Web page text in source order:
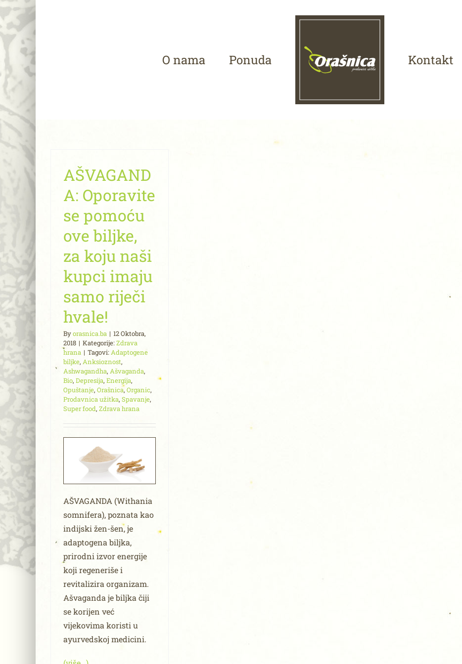
Skip
to
content
O nama Ponuda Kontakt
AŠVAGAND
A: Oporavite
se pomoću
ove biljke,
za koju naši
kupci imaju
samo riječi
hvale!
Byorasnica.ba | 12 Oktobra,
2018 | Kategorije:Zdrava
hrana | Tagovi:Adaptogene
biljke, Anksioznost,
Ashwagandha, Ašvaganda,
Bio, Depresija, Energija,
Opuštanje, Orašnica, Organic,
Prodavnica užitka, Spavanje,
Super food, Zdrava hrana
AŠVAGANDA (Withania
somnifera), poznata kao
indijski žen-šen, je
adaptogena biljka,
prirodni izvor energije
koji regeneriše i
revitalizira organizam.
Ašvaganda je biljka čiji
se korijen već
vijekovima koristi u
ayurvedskoj medicini.